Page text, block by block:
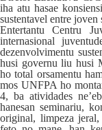
iha atu hasae
sustentavel entre joven
Entertantu Centru
internasional
dezenvolvimentu
husi governu liu husi
ho total orsamentu
mos UNFPA ho
4, ba atividades
hanesan seminariu,
original, limpeza